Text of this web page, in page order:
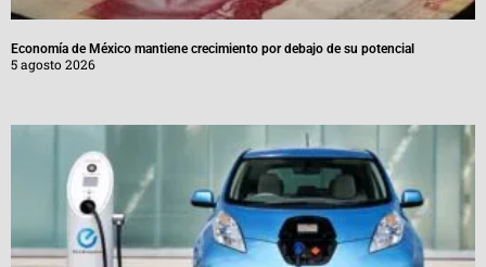
Economía de México mantiene crecimiento por debajo de su potencial
5 agosto 2026